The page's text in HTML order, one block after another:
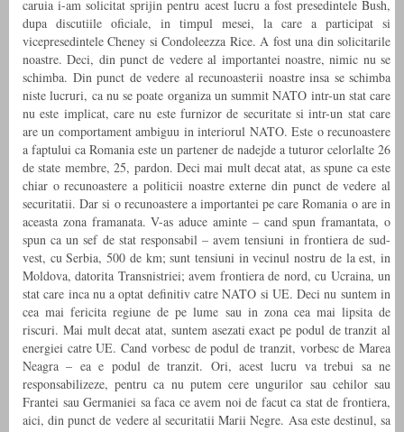
caruia i-am solicitat sprijin pentru acest lucru a fost presedintele Bush,
dupa discutiile oficiale, in timpul mesei, la care a participat si
vicepresedintele Cheney si Condoleezza Rice. A fost una din solicitarile
noastre. Deci, din punct de vedere al importantei noastre, nimic nu se
schimba. Din punct de vedere al recunoasterii noastre insa se schimba
niste lucruri, ca nu se poate organiza un summit NATO intr-un stat care
nu este implicat, care nu este furnizor de securitate si intr-un stat care
are un comportament ambiguu in interiorul NATO. Este o recunoastere
a faptului ca Romania este un partener de nadejde a tuturor celorlalte 26
de state membre, 25, pardon. Deci mai mult decat atat, as spune ca este
chiar o recunoastere a politicii noastre externe din punct de vedere al
securitatii. Dar si o recunoastere a importantei pe care Romania o are in
aceasta zona framanata. V-as aduce aminte – cand spun framantata, o
spun ca un sef de stat responsabil – avem tensiuni in frontiera de sud-
vest, cu Serbia, 500 de km; sunt tensiuni in vecinul nostru de la est, in
Moldova, datorita Transnistriei; avem frontiera de nord, cu Ucraina, un
stat care inca nu a optat definitiv catre NATO si UE. Deci nu suntem in
cea mai fericita regiune de pe lume sau in zona cea mai lipsita de
riscuri. Mai mult decat atat, suntem asezati exact pe podul de tranzit al
energiei catre UE. Cand vorbesc de podul de tranzit, vorbesc de Marea
Neagra – ea e podul de tranzit. Ori, acest lucru va trebui sa ne
responsabilizeze, pentru ca nu putem cere ungurilor sau cehilor sau
Frantei sau Germaniei sa faca ce avem noi de facut ca stat de frontiera,
aici, din punct de vedere al securitatii Marii Negre. Asa este destinul, sa